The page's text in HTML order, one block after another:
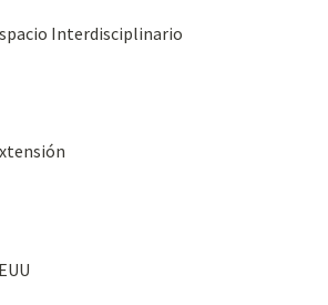
Interdisciplinario